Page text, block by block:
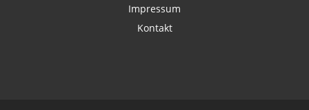
Impressum
Kontakt